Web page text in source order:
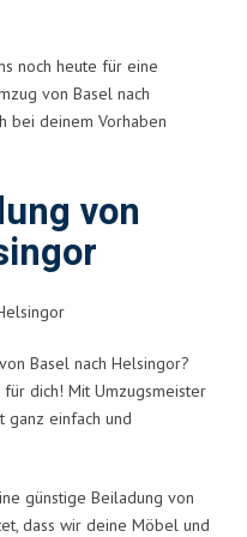
noch heute für eine
von Basel nach
bei deinem Vorhaben
von
Basel nach Helsingor?
dich! Mit Umzugsmeister
ganz einfach und
günstige Beiladung von
dass wir deine Möbel und